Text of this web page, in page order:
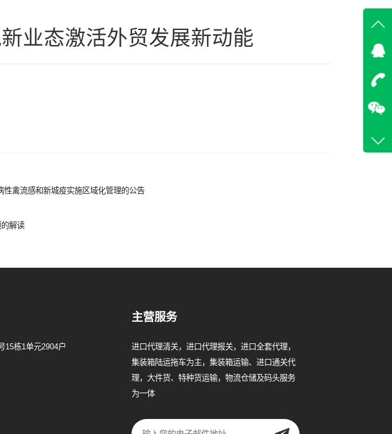
业态激活外贸发展新动能
禽流感和新城疫实施区域化管理的公告
解读
15栋1单元2904户
主营服务
进口代理清关，进口代理报关，进口全套代理，
集装箱陆运拖车为主，集装箱运输、进口通关代
理，大件货、特种货运输，物流仓储及码头服务
为一体